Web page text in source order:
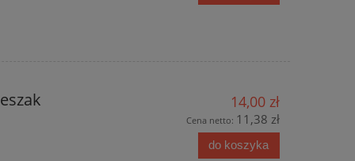
14,00 zł
Cena netto: 11,38 zł
do koszyka